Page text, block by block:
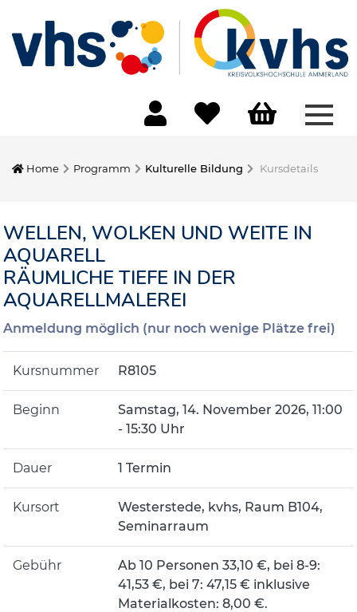
Home Programm Kulturelle Bildung Kursdetails
WELLEN, WOLKEN UND WEITE IN
AQUARELL
RÄUMLICHE TIEFE IN DER
AQUARELLMALEREI
Anmeldung möglich (nur noch wenige Plätze frei)
Kursnummer R8105
Beginn
Samstag, 14. November 2026, 11:00
- 15:30 Uhr
Dauer 1 Termin
Kursort
Westerstede, kvhs, Raum B104,
Seminarraum
Gebühr
Ab 10 Personen 33,10 €, bei 8-9:
41,53 €, bei 7: 47,15 € inklusive
Materialkosten: 8,00 €.